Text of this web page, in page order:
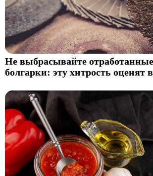
Не выбрасывайте
болгарки: эту хитрость оценят